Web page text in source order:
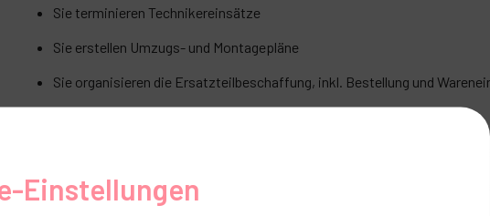
Sie terminieren Technikereinsätze
Sie erstellen Umzugs- und Montagepläne
Sie organisieren die Ersatzteilbeschaffung, inkl. Bestellung und
Sie kümmern sich um Reparatur- und Austauschsendungen an die
Sie erstellen Angebote und Kostenvoranschläge und kümmern sich um
Einstellungen